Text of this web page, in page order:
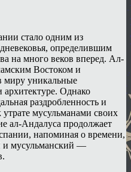
стало одним из
определившим
на много веков вперед. Ал-
Востоком и
миру уникальные
архитектуре. Однако
раздробленность и
мусульманами своих
ал-Андалуса продолжает
напоминая о времени,
и мусульманский —